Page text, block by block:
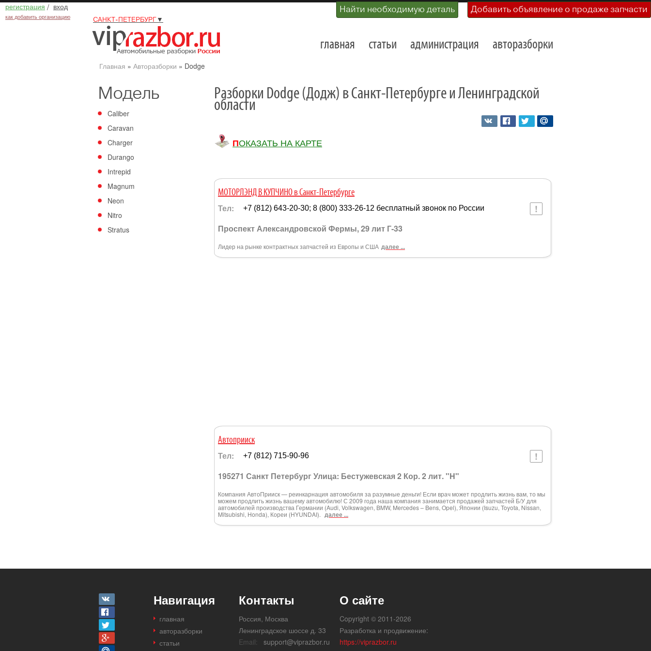
регистрация / вход
как добавить организацию
Найти необходимую деталь Добавить объявление о продаже запчасти
САНКТ-ПЕТЕРБУРГ▼
главная статьи администрация авторазборки
Главная » Авторазборки » Dodge
Модель
Caliber
Caravan
Charger
Durango
Intrepid
Magnum
Neon
Nitro
Stratus
Разборки Dodge (Додж) в Санкт-Петербурге и Ленинградской
области
ПОКАЗАТЬ НА КАРТЕ
МОТОРЛЭНД В КУПЧИНО в Санкт-Петербурге
Тел: +7 (812) 643-20-30; 8 (800) 333-26-12 бесплатный звонок по России
Проспект Александровской Фермы, 29 лит Г-33
Лидер на рынке контрактных запчастей из Европы и США далее ...
Автоприиск
Тел: +7 (812) 715-90-96
195271 Санкт Петербург Улица: Бестужевская 2 Кор. 2 лит. "H"
Компания АвтоПрииск — реинкарнация автомобиля за разумные деньги! Если врач может продлить жизнь вам, то мы
можем продлить жизнь вашему автомобилю! С 2009 года наша компания занимается продажей запчастей Б/У для
автомобилей производства Германии (Audi, Volkswagen, BMW, Mercedes – Bens, Opel), Японии (Isuzu, Toyota, Nissan,
Mitsubishi, Honda), Кореи (HYUNDAI). далее ...
Навигация
главная
авторазборки
статьи
Контакты
Россия, Москва
Ленинградское шоссе д. 33
Email:
support@viprazbor.ru
О сайте
Copyright © 2011-2026
Разработка и продвижение:
https://viprazbor.ru